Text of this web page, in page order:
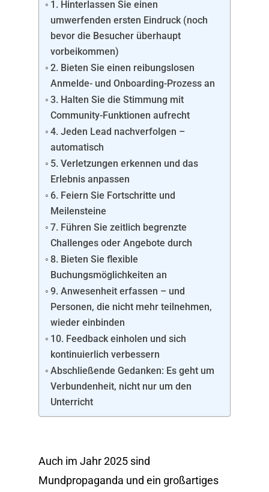
1. Hinterlassen Sie einen
umwerfenden ersten Eindruck (noch
bevor die Besucher überhaupt
vorbeikommen)
2. Bieten Sie einen reibungslosen
Anmelde- und Onboarding-Prozess an
3. Halten Sie die Stimmung mit
Community-Funktionen aufrecht
4. Jeden Lead nachverfolgen –
automatisch
5. Verletzungen erkennen und das
Erlebnis anpassen
6. Feiern Sie Fortschritte und
Meilensteine
7. Führen Sie zeitlich begrenzte
Challenges oder Angebote durch
8. Bieten Sie flexible
Buchungsmöglichkeiten an
9. Anwesenheit erfassen – und
Personen, die nicht mehr teilnehmen,
wieder einbinden
10. Feedback einholen und sich
kontinuierlich verbessern
Abschließende Gedanken: Es geht um
Verbundenheit, nicht nur um den
Unterricht
Auch im Jahr 2025 sind
Mundpropaganda und ein großartiges